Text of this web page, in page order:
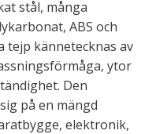
stål, många
ABS och
tejp kännetecknas av
ytor
Den
på en mängd
elektronik,